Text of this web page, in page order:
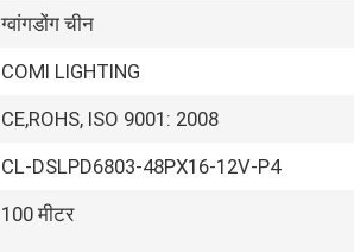
ग्वांगडोंग चीन
COMI LIGHTING
CE,ROHS, ISO 9001: 2008
CL-DSLPD6803-48PX16-12V-P4
100 मीटर